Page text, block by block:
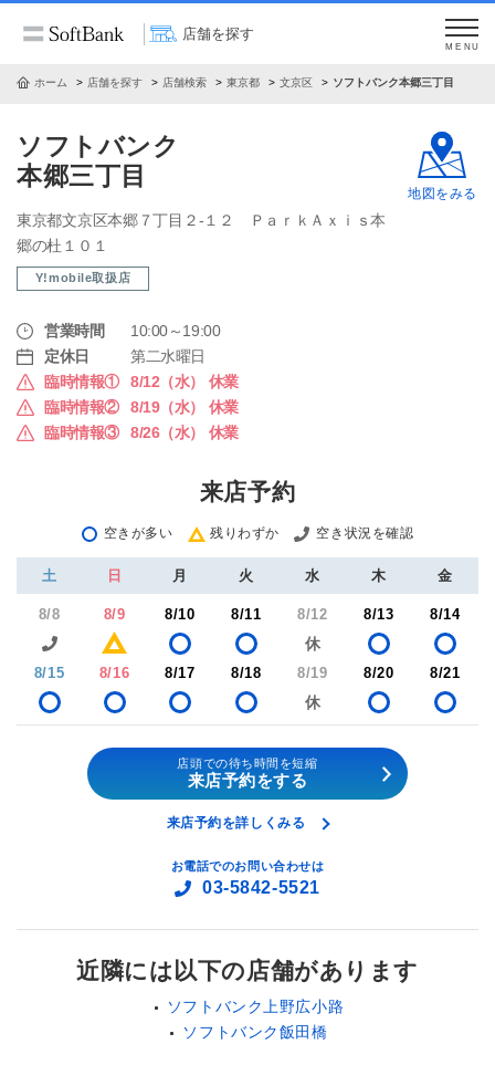
店舗を探す
MENU
ホーム 店舗を探す 店舗検索 東京都 文京区 ソフトバンク本郷三丁目
ソフトバンク
本郷三丁目
東京都文京区本郷７丁目２‐１２ ＰａｒｋＡｘｉｓ本
郷の杜１０１
Y!mobile取扱店
営業時間
10:00～19:00
定休日
第二水曜日
臨時情報①
8/12（水） 休業
臨時情報②
8/19（水） 休業
臨時情報③
8/26（水） 休業
地図をみる
来店予約
空きが多い 残りわずか 空き状況を確認
土 日 月 火 水 木 金
8/8 8/9 8/10 8/11 8/12 8/13 8/14
8/15 8/16 8/17 8/18 8/19 8/20 8/21
店頭での待ち時間を短縮
来店予約をする
来店予約を詳しくみる
お電話でのお問い合わせは
03-5842-5521
近隣には以下の店舗があります
ソフトバンク上野広小路
ソフトバンク飯田橋